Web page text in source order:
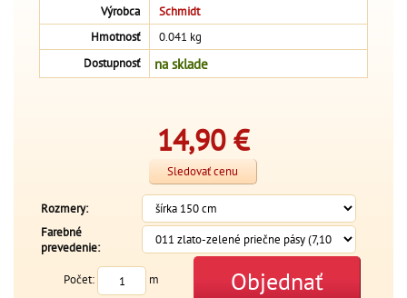
Výrobca
Schmidt
Hmotnosť
0.041 kg
Dostupnosť
na sklade
14,90€
Sledovať cenu
Rozmery:
Farebné
prevedenie:
Počet: m Objednať